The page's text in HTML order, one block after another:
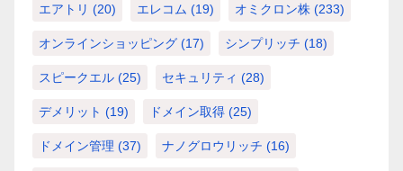
エアトリ (20) エレコム (19) オミクロン株 (233)
オンラインショッピング (17) シンプリッチ (18)
スピークエル (25) セキュリティ (28)
デメリット (19) ドメイン取得 (25)
ドメイン管理 (37) ナノグロウリッチ (16)